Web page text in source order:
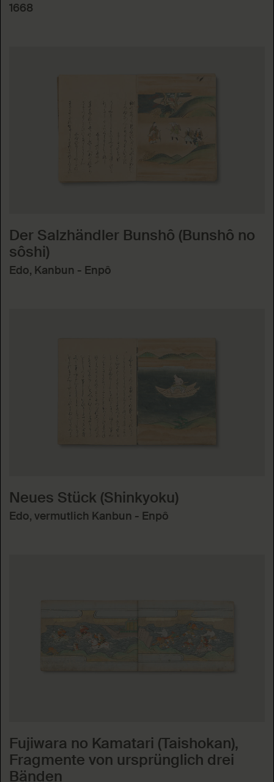
1668
Der Salzhändler Bunshô (Bunshô no
sôshi)
Edo, Kanbun - Enpô
Neues Stück (Shinkyoku)
Edo, vermutlich Kanbun - Enpô
Fujiwara no Kamatari (Taishokan),
Fragmente von ursprünglich drei
Bänden